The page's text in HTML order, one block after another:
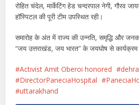
रोहित चंदेल, मार्केटिंग हेड चन्दरपाल नेगी, गौरव
हॉस्पिटल की पूरी टीम उपस्थित रही।
समारोह के अंत में राज्य की उन्नति, समृद्धि और
“जय उत्तराखंड, जय भारत” के जयघोष से
Activist Amit Oberoi honored
DirectorPaneciaHospital
uttarakhand